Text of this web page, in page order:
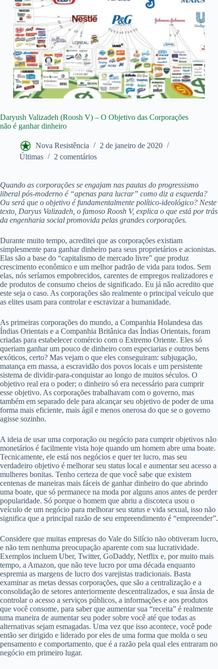
Daryush Valizadeh (Roosh V) – O Objetivo das Corporações
não é ganhar dinheiro
Nova Resistência
2 de janeiro de 2020
Últimas
2 comentários
Quando as corporações se engajam nas pautas do progressismo
liberal pós-moderno é “apenas para lucrar” como diz a esquerda?
Ou será que o objetivo é fundamentalmente político-ideológico? Neste
texto, Daryus Valizadeh, o famoso Roosh V, explica o que está por trás
da engenharia social promovida pelas grandes corporações.
Durante muito tempo, acreditei que as corporações existiam
simplesmente para ganhar dinheiro para seus proprietários e acionistas.
Elas são a base do “capitalismo de mercado livre” que produz
crescimento econômico e um melhor padrão de vida para todos. Sem
elas, nós seríamos empobrecidos, carentes de empregos realizadores e
de produtos de consumo cheios de significado. Eu já não acredito que
este seja o caso. As corporações são realmente o principal veículo que
as elites usam para controlar e escravizar a humanidade.
As primeiras corporações do mundo, a Companhia Holandesa das
Índias Orientais e a Companhia Britânica das Índias Orientais, foram
criadas para estabelecer comércio com o Extremo Oriente. Eles só
queriam ganhar um pouco de dinheiro com especiarias e outros bens
exóticos, certo? Mas vejam o que eles conseguiram: subjugação,
matança em massa, a escravidão dos povos locais e um persistente
sistema de dividir-para-conquistar ao longo de muitos séculos. O
objetivo real era o poder; o dinheiro só era necessário para cumprir
esse objetivo. As corporações trabalhavam com o governo, mas
também em separado dele para alcançar seu objetivo de poder de uma
forma mais eficiente, mais ágil e menos onerosa do que se o governo
agisse sozinho.
A ideia de usar uma corporação ou negócio para cumprir objetivos não
monetários é facilmente vista hoje quando um homem abre uma boate.
Tecnicamente, ele está nos negócios e quer ter lucro, mas seu
verdadeiro objetivo é melhorar seu status local e aumentar seu acesso a
mulheres bonitas. Tenho certeza de que você sabe que existem
centenas de maneiras mais fáceis de ganhar dinheiro do que abrindo
uma boate, que só permanece na moda por alguns anos antes de perder
popularidade. Só porque o homem que abriu a discoteca usou o
veículo de um negócio para melhorar seu status e vida sexual, isso não
significa que a principal razão de seu empreendimento é “empreender”.
Considere que muitas empresas do Vale do Silício não obtiveram lucro,
e não tem nenhuma preocupação aparente com sua lucratividade.
Exemplos incluem Uber, Twitter, GoDaddy, Netflix e, por muito mais
tempo, a Amazon, que não teve lucro por uma década enquanto
espremia as margens de lucro dos varejistas tradicionais. Basta
examinar as metas dessas corporações, que são a centralização e a
consolidação de setores anteriormente descentralizados, e sua ânsia de
controlar o acesso a serviços públicos, a informações e aos produtos
que você consome, para saber que aumentar sua “receita” é realmente
uma maneira de aumentar seu poder sobre você até que todas as
alternativas sejam esmagadas. Uma vez que isso acontece, você pode
então ser dirigido e liderado por eles de uma forma que molda o seu
pensamento e comportamento, que é a razão pela qual eles entraram no
negócio em primeiro lugar.